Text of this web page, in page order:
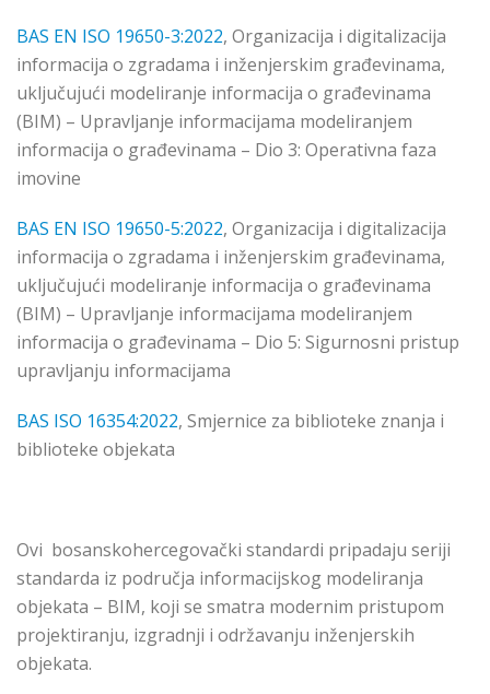
BAS EN ISO 19650-3:2022, Organizacija i digitalizacija
informacija o zgradama i inženjerskim građevinama,
uključujući modeliranje informacija o građevinama
(BIM) – Upravljanje informacijama modeliranjem
informacija o građevinama – Dio 3: Operativna faza
imovine
BAS EN ISO 19650-5:2022, Organizacija i digitalizacija
informacija o zgradama i inženjerskim građevinama,
uključujući modeliranje informacija o građevinama
(BIM) – Upravljanje informacijama modeliranjem
informacija o građevinama – Dio 5: Sigurnosni pristup
upravljanju informacijama
BAS ISO 16354:2022, Smjernice za biblioteke znanja i
biblioteke objekata
Ovi bosanskohercegovački standardi pripadaju seriji
standarda iz područja informacijskog modeliranja
objekata – BIM, koji se smatra modernim pristupom
projektiranju, izgradnji i održavanju inženjerskih
objekata.